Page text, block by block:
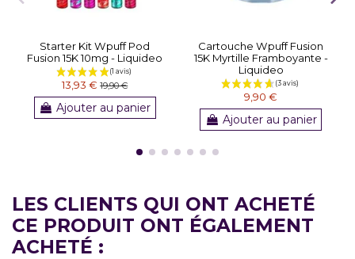
Starter Kit Wpuff Pod
Fusion 15K 10mg - Liquideo
13,93 €19,90 €
Ajouter au panier
Cartouche Wpuff Fusion
15K Myrtille Framboyante -
Liquideo
9,90 €
Ajouter au panier
LES CLIENTS QUI ONT ACHETÉ
CE PRODUIT ONT ÉGALEMENT
ACHETÉ :